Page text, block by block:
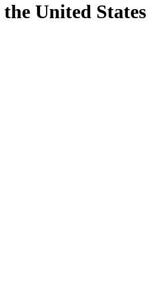
the United States